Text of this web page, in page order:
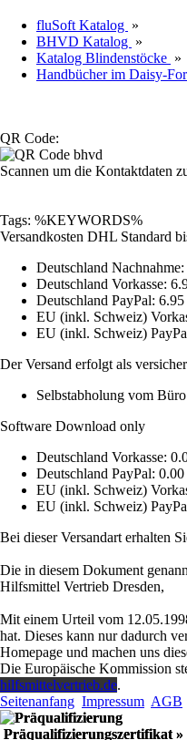
fluSoft Katalog »
BHVD Katalog »
Katalog Blindenstöcke »
Handbücher im Daisy-
QR Code:
Scannen um die Kontaktdaten
Tags: %KEYWORDS%
Versandkosten DHL Standard
Deutschland
Deutschland Vorkasse:
Deutschland PayPal: 6.95
EU (inkl. Schweiz)
EU (inkl. Schweiz)
Der Versand erfolgt als
Selbstabholung vom
Software Download only
Deutschland Vorkasse:
Deutschland PayPal: 0.00
EU (inkl. Schweiz)
EU (inkl. Schweiz)
Bei dieser Versandart erhalten
Die in diesem Dokument
Hilfsmittel Vertrieb Dresden,
Mit einem Urteil vom
hat. Dieses kann nur dadurch
Homepage und machen uns
Die Europäische Kommission
hilfsmittelvertrieb.de.
Seitenanfang Impressum AGB
Präqualifizierungszertifikat »